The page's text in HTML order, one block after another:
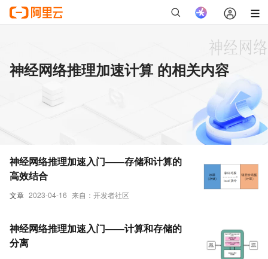
神经网络推理加速计算 的相关内容
文章 2023-04-16 来自：开发者社区
神经网络推理加速入门——存储和计算的
高效结合
神经网络推理加速入门——计算和存储的
分离